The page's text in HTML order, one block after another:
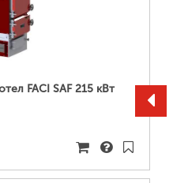
FACI SAF 215 кВт